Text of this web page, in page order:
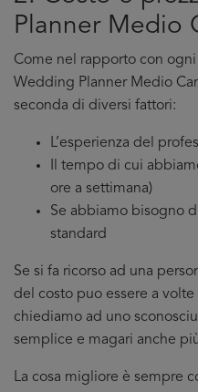
Planner Medio
Come nel rapporto con
Wedding Planner Medio
seconda di diversi fattori:
L’esperienza del
Il tempo di cui
ore a settimana)
Se abbiamo bisogno
standard
Se si fa ricorso ad una
del costo puo essere a volte
chiediamo ad uno
semplice e magari anche
La cosa migliore è sempre